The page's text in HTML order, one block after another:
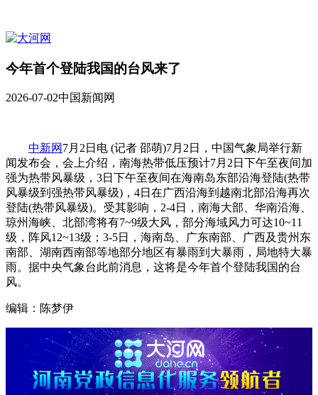
今年首个登陆我国的台风来了
2026-07-02中国新闻网
中新网 7月2日电 (记者 邵萌)7月2日，中国气象局举行新
闻发布会，会上介绍，南海热带低压预计7月2日下午至夜间加
强为热带风暴级，3日下午至夜间在海南岛东部沿海登陆(热带
风暴级到强热带风暴级)，4日在广西沿海到越南北部沿海再次
登陆(热带风暴级)。受其影响，2-4日，南海大部、华南沿海、
琼州海峡、北部湾将有7~9级大风，部分海域风力可达10~11
级，阵风12~13级；3-5日，海南岛、广东南部、广西及贵州东
南部、湖南西南部等地部分地区有暴雨到大暴雨，局地特大暴
雨。据中央气象台此前消息，这将是今年首个登陆我国的台
风。
编辑：陈梦伊